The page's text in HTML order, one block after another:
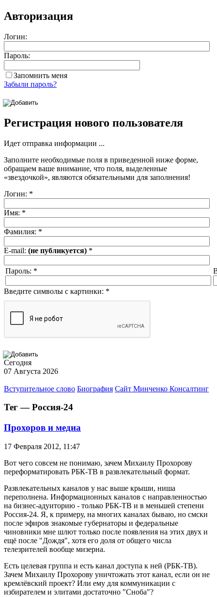
Авторизация
Логин:
Пароль:
Запомнить меня
Забыли пароль?
Регистрация нового пользователя
Идет отправка информации ...
Заполните необходимые поля в приведенной ниже форме,
обращаем ваше внимание, что поля, выделенные
«звездочкой», являются обязательными для заполнения!
Логин: *
Имя: *
Фамилия: *
E-mail: (не публикуется) *
Пароль: *
Введите символы с картинки: *
Сегодня
07 Августа 2026
Вступительное слово Биография Сайт Минченко Консалтинг
Тег — Россия-24
Прохоров и медиа
17 Февраля 2012, 11:47
Вот чего совсем не понимаю, зачем Михаилу Прохорову
переформатировать РБК-ТВ в развлекательный формат.
Развлекательных каналов у нас выше крыши, ниша
переполнена. Информационных каналов с направленностью
на бизнес-адуиторию - только РБК-ТВ и в меньшей степени
Россия-24. Я, к примеру, на многих каналах бываю, но смски
после эфиров знакомые губернаторы и федеральные
чиновники мне шлют только после появления на этих двух и
ещё после "Дождя", хотя его доля от общего числа
телезрителей вообще мизерна.
Есть целевая группа и есть канал доступа к ней (РБК-ТВ).
Зачем Михаилу Прохорову уничтожать этот канал, если он не
кремлёвский проект? Или ему для коммуникации с
избирателем и элитами достаточно "Сноба"?